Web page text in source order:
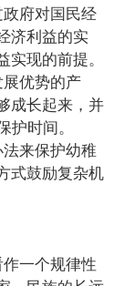
府对国民经
济利益的实
现的前提。
优势的产
成长起来，并
时间。
来保护幼稚
式鼓励复杂机
一个规律性